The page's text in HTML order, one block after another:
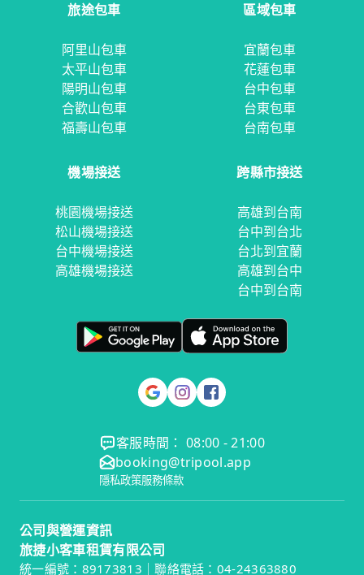
旅途包車
阿里山包車
太平山包車
陽明山包車
合歡山包車
福壽山包車
區域包車
宜蘭包車
花蓮包車
台中包車
台東包車
台南包車
機場接送
桃園機場接送
松山機場接送
台中機場接送
高雄機場接送
跨縣市接送
高雄到台南
台中到台北
台北到宜蘭
高雄到台中
台中到台南
客服時間： 08:00 - 21:00
booking@tripool.app
隱私政策服務條款
公司與營運資訊
旅捷小客車租賃有限公司
統一編號：89173813｜聯絡電話：04-24363880